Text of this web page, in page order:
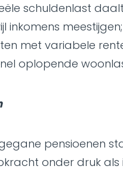
schuldenlast
inkomens meestijgen;
met variabele
oplopende
pensioenen
onder druk als